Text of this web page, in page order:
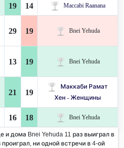
19 14 Maccabi Raanana
29 19 Bnei Yehuda
13 19 Bnei Yehuda
21 19
Маккаби Рамат
Хен - Женщины
16 18 Bnei Yehuda
и дома Bnei Yehuda 11 раз выиграл в
ни одной встречи в 4-ой